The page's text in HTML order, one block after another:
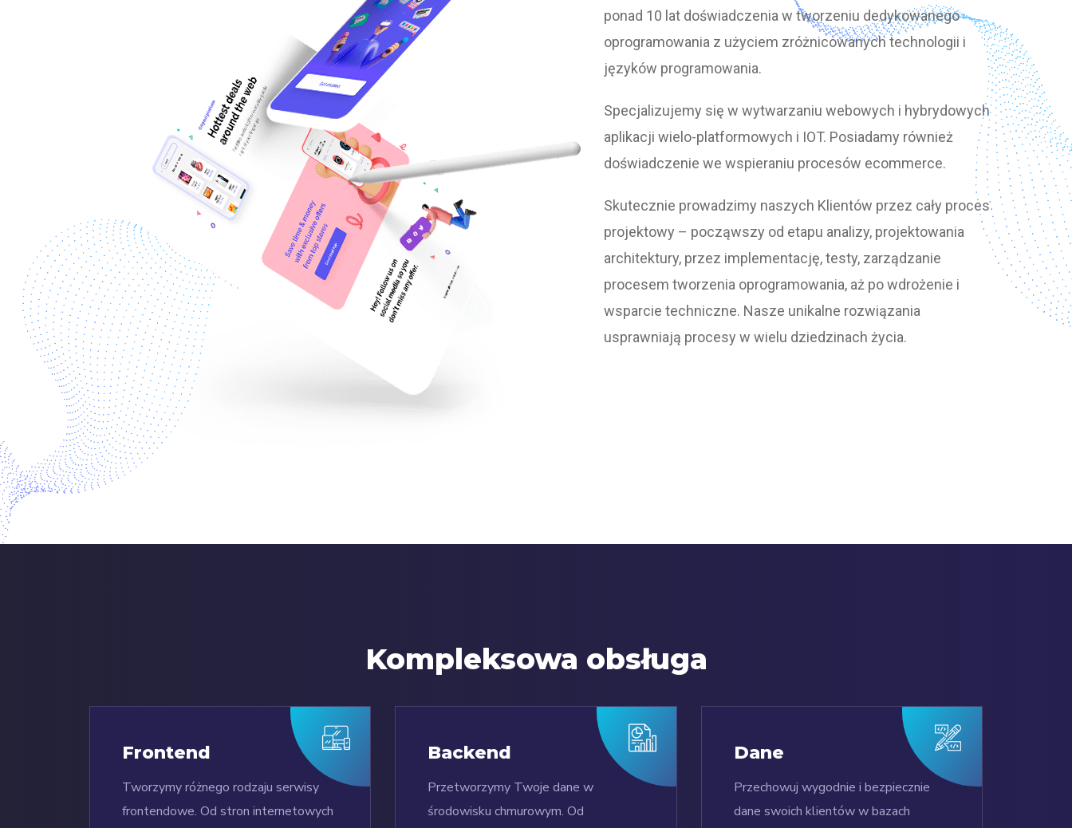
ponad 10 lat doświadczenia w tworzeniu dedykowanego
oprogramowania z użyciem zróżnicowanych technologii i
języków programowania.
Specjalizujemy się w wytwarzaniu webowych i hybrydowych
aplikacji wielo-platformowych i IOT. Posiadamy również
doświadczenie we wspieraniu procesów ecommerce.
Skutecznie prowadzimy naszych Klientów przez cały proces
projektowy – począwszy od etapu analizy, projektowania
architektury, przez implementację, testy, zarządzanie
procesem tworzenia oprogramowania, aż po wdrożenie i
wsparcie techniczne. Nasze unikalne rozwiązania
usprawniają procesy w wielu dziedzinach życia.
Kompleksowa obsługa
Frontend
Tworzymy różnego rodzaju serwisy
frontendowe. Od stron internetowych
Backend
Przetworzymy Twoje dane w
środowisku chmurowym. Od
Dane
Przechowuj wygodnie i bezpiecznie
dane swoich klientów w bazach